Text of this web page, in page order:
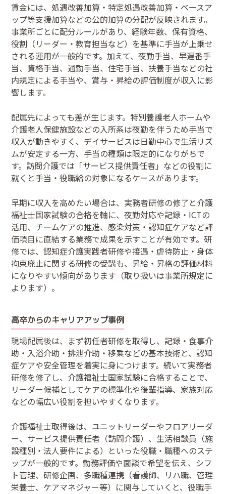
賃金には、処遇改善加算・特定処遇改善加算・ベースア
ップ等支援加算などの公的加算の分配が反映されます。
事業所ごとに配分ルールがあり、経験年数、保有資格、
役割（リーダー・教育担当など）を基準に手当が上乗せ
される運用が一般的です。加えて、夜勤手当、早遅番手
当、資格手当、通勤手当、住宅手当、扶養手当などの社
内規定による手当や、賞与・昇給の評価制度が収入に影
響します。
配属先によっても差が生じます。特別養護老人ホームや
介護老人保健施設などの入所系は夜勤を伴うため手当で
収入が動きやすく、デイサービスは日勤中心で生活リズ
ムが安定する一方、手当の種類は限定的になりがちで
す。訪問介護では「サービス提供責任者」などの役割に
就くと手当・役職給の対象になるケースがあります。
早期に収入を高めたい場合は、実務者研修の修了と介護
福祉士国家試験の合格を軸に、夜勤対応や記録・ICTの
活用、チームケアの推進、感染対策・認知症ケアなど評
価項目に直結する業務で成果を示すことが有効です。研
修では、認知症介護実践者研修や接遇・虐待防止・身体
拘束廃止に関する研修の受講も、昇給・昇格の評価材料
になりやすい傾向があります（取り扱いは事業所規定に
よります）。
高卒からのキャリアアップ事例
現場配属後は、まず初任者研修を取得し、記録・食事介
助・入浴介助・排泄介助・移乗などの基本技術と、認知
症ケアや安全管理を着実に身につけます。続いて実務者
研修を修了し、介護福祉士国家試験に合格することで、
リーダー候補としてケアの標準化や後輩指導、家族対応
などの幅広い役割を担いやすくなります。
介護福祉士取得後は、ユニットリーダーやフロアリーダ
ー、サービス提供責任者（訪問介護）、生活相談員（施
設種別・法人要件による）といった役職・職種へのステ
ップが一般的です。勤務評価や面談で希望を伝え、シフ
ト管理、研修企画、多職種連携（看護師、リハ職、管理
栄養士、ケアマネジャー等）に関与していくと、役職手